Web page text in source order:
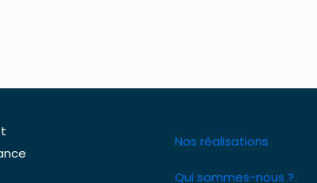
Nos réalisations
Qui sommes-nous ?